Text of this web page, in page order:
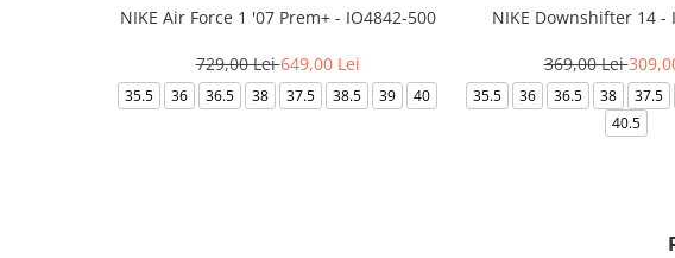
NIKE Air Force 1 '07 Prem+ - IO4842-500
729,00 Lei649,00 Lei
35.5 36 36.5 38 37.5 38.5 39 40
NIKE Downshifter 14 -
369,00 Lei
35.5 36 36.5 38 37.5
40.5